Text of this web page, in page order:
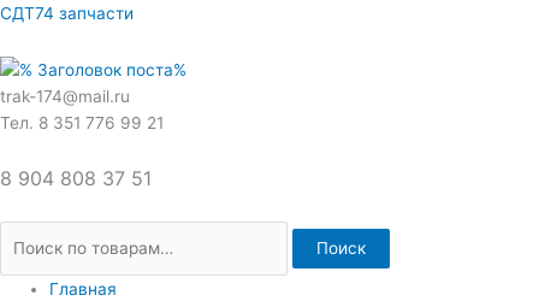
Перейти
содержимому
СДТ74 запчасти
trak-174@mail.ru
Тел. 8 351 776 99 21
8 904 808 37 51
Искать:
Поиск
Главная